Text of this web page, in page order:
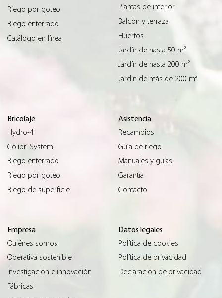
Riego por goteo
Riego enterrado
Catálogo en línea
Plantas de interior
Balcón y terraza
Huertos
Jardín de hasta 50 m²
Jardín de hasta 200 m²
Jardín de más de 200 m²
Bricolaje
Hydro-4
Colibrì System
Riego enterrado
Riego por goteo
Riego de superficie
Asistencia
Recambios
Guìa de riego
Manuales y guías
Garantìa
Contacto
Empresa
Quiénes somos
Operativa sostenible
Investigación e innovación
Fábricas
Datos legales
Política de cookies
Política de privacidad
Declaración de privacidad